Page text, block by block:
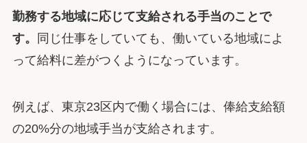
勤務する地域に応じて支給される手当のことで
す。
同じ仕事をしていても、働いている地域によ
って給料に差がつくようになっています。
例えば、東京23区内で働く場合には、俸給支給額
の20%分の地域手当が支給されます。